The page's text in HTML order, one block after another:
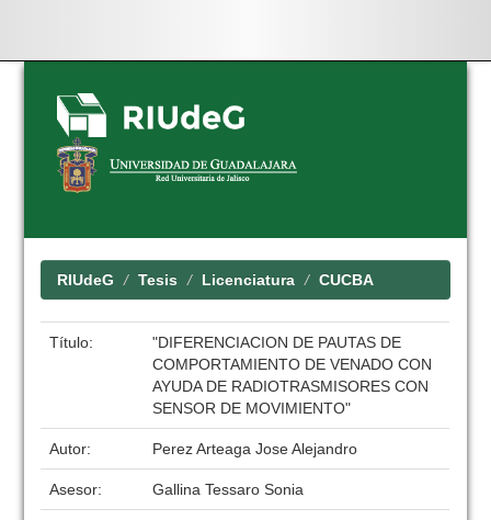
Skip
navigation
RIUdeG Tesis Licenciatura CUCBA
Título:
"DIFERENCIACION DE PAUTAS DE
COMPORTAMIENTO DE VENADO CON
AYUDA DE RADIOTRASMISORES CON
SENSOR DE MOVIMIENTO"
Autor: Perez Arteaga Jose Alejandro
Asesor: Gallina Tessaro Sonia